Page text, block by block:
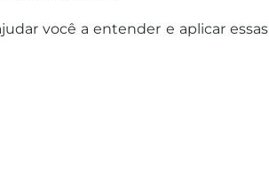
você a entender e aplicar essas